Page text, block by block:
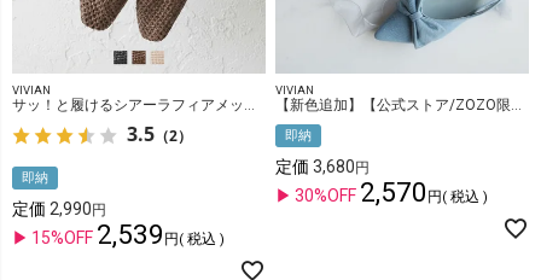
VIVIAN
サッ！と履けるシアーラフィアメッシュフラットシューズ
3.5 （2）
即納
定価 2,990
15%OFF 2,539 税込
VIVIAN
【新色追加】【公式ストア/ZOZO限定】ポインテッドトゥリボンバックストラップパンプス
即納
定価 3,680
30%OFF 2,570 税込